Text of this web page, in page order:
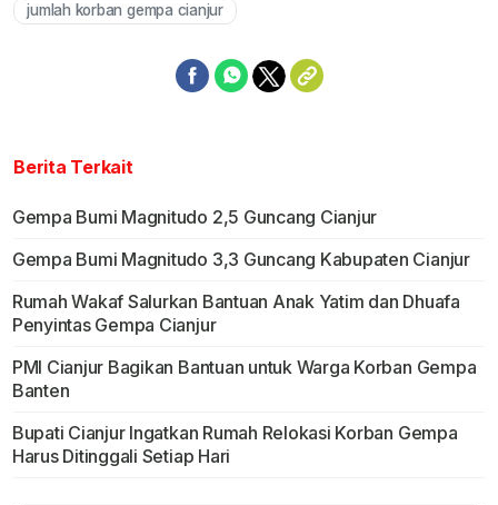
jumlah korban gempa cianjur
Berita Terkait
Gempa Bumi Magnitudo 2,5 Guncang Cianjur
Gempa Bumi Magnitudo 3,3 Guncang Kabupaten Cianjur
Rumah Wakaf Salurkan Bantuan Anak Yatim dan Dhuafa
Penyintas Gempa Cianjur
PMI Cianjur Bagikan Bantuan untuk Warga Korban Gempa
Banten
Bupati Cianjur Ingatkan Rumah Relokasi Korban Gempa
Harus Ditinggali Setiap Hari